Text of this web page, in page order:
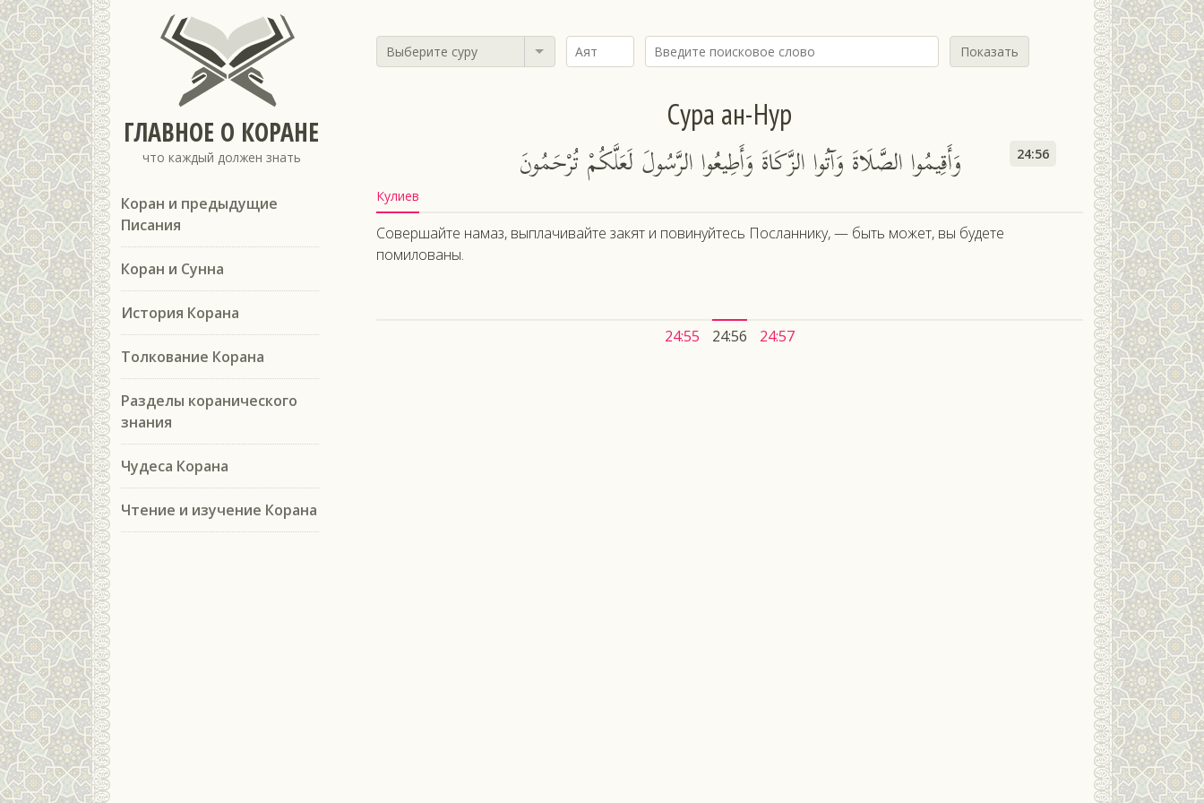
ГЛАВНОЕ О КОРАНЕ
что каждый должен знать
Коран и предыдущие
Писания
Коран и Сунна
История Корана
Толкование Корана
Разделы коранического
знания
Чудеса Корана
Чтение и изучение Корана
Выберите суру Показать
Сура ан-Нур
وَأَقِيمُوا الصَّلَاةَ وَآتُوا الزَّكَاةَ وَأَطِيعُوا الرَّسُولَ لَعَلَّكُمْ تُرْحَمُونَ 24:56
Кулиев
Совершайте намаз, выплачивайте закят и повинуйтесь Посланнику, — быть может, вы будете
помилованы.
24:55 24:56 24:57